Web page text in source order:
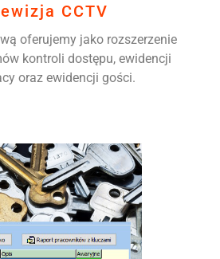
CCTV
oferujemy jako rozszerzenie
kontroli dostępu, ewidencji
oraz ewidencji gości.